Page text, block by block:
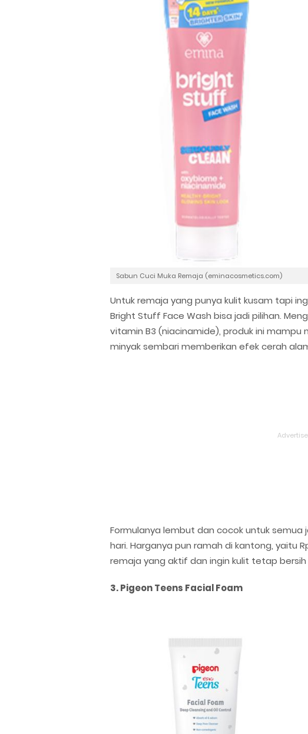
Sabun Cuci Muka Remaja (eminacosmetics.com)
Untuk remaja yang punya kulit kusam tapi
Bright Stuff Face Wash bisa jadi pilihan.
vitamin B3 (niacinamide), produk ini
minyak sembari memberikan efek cerah
Formulanya lembut dan cocok untuk semua
hari. Harganya pun ramah di kantong, yaitu
remaja yang aktif dan ingin kulit tetap
3. Pigeon Teens Facial Foam